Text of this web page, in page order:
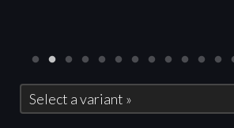
Select a variant »